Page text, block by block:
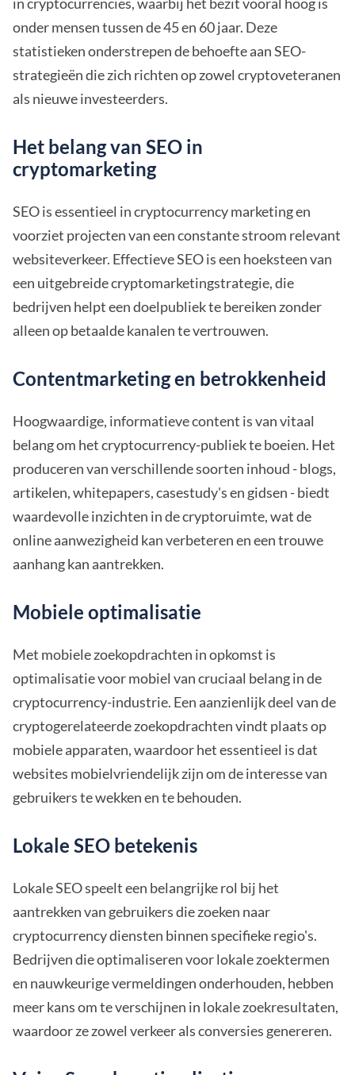
onder mensen tussen de 45 en 60 jaar. Deze
statistieken onderstrepen de behoefte aan SEO-
strategieën die zich richten op zowel cryptoveteranen
als nieuwe investeerders.
Het belang van SEO in
cryptomarketing
SEO is essentieel in cryptocurrency marketing en
voorziet projecten van een constante stroom relevant
websiteverkeer. Effectieve SEO is een hoeksteen van
een uitgebreide cryptomarketingstrategie, die
bedrijven helpt een doelpubliek te bereiken zonder
alleen op betaalde kanalen te vertrouwen.
Contentmarketing en betrokkenheid
Hoogwaardige, informatieve content is van vitaal
belang om het cryptocurrency-publiek te boeien. Het
produceren van verschillende soorten inhoud - blogs,
artikelen, whitepapers, casestudy's en gidsen - biedt
waardevolle inzichten in de cryptoruimte, wat de
online aanwezigheid kan verbeteren en een trouwe
aanhang kan aantrekken.
Mobiele optimalisatie
Met mobiele zoekopdrachten in opkomst is
optimalisatie voor mobiel van cruciaal belang in de
cryptocurrency-industrie. Een aanzienlijk deel van de
cryptogerelateerde zoekopdrachten vindt plaats op
mobiele apparaten, waardoor het essentieel is dat
websites mobielvriendelijk zijn om de interesse van
gebruikers te wekken en te behouden.
Lokale SEO betekenis
Lokale SEO speelt een belangrijke rol bij het
aantrekken van gebruikers die zoeken naar
cryptocurrency diensten binnen specifieke regio's.
Bedrijven die optimaliseren voor lokale zoektermen
en nauwkeurige vermeldingen onderhouden, hebben
meer kans om te verschijnen in lokale zoekresultaten,
waardoor ze zowel verkeer als conversies genereren.